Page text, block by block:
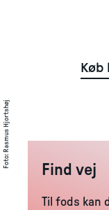
Køb
Foto
:
Rasmus Hjortshøj
Find vej
Til fods kan